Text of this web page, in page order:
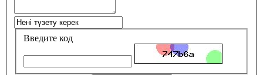
Введите код